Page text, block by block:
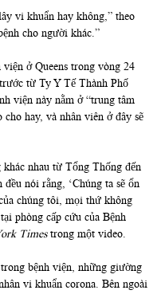
vi khuẩn hay không,” theo
cho người khác.”
ở Queens trong vòng 24
từ Ty Y Tế Thành Phố
viện này nằm ở “trung tâm
cho hay, và nhân viên ở đây sẽ
nhau từ Tổng Thống đến
nói rằng, ‘Chúng ta sẽ ổn
chúng tôi, mọi thứ không
phòng cấp cứu của Bệnh
Timestrong một video.
bệnh viện, những giường
vi khuẩn corona. Bên ngoài